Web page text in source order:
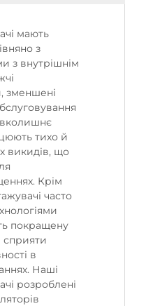
мають
з
з внутрішнім
зменшені
тихо й
викидів, що
Крім
часто
покращену
в
Наші
розроблені